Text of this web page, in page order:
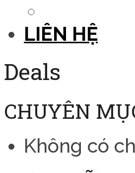
LIÊN HỆ
Deals
CHUYÊN
Không có